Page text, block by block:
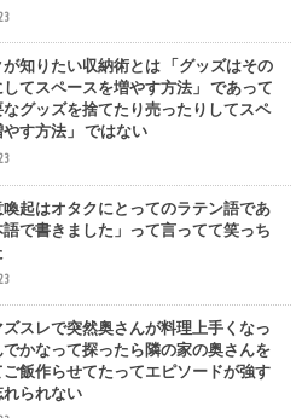
が知りたい収納術とは 「グッズはその
してスペースを増やす方法」 であって
なグッズを捨てたり売ったりしてスペ
やす方法」 ではない
喚起はオタクにとってのラテン語であ
語で書きました」って言ってて笑っち
ズスレで突然奥さんが料理上手くなっ
かなって探ったら隣の家の奥さんを
飯作らせてたってエピソードが強す
れられない